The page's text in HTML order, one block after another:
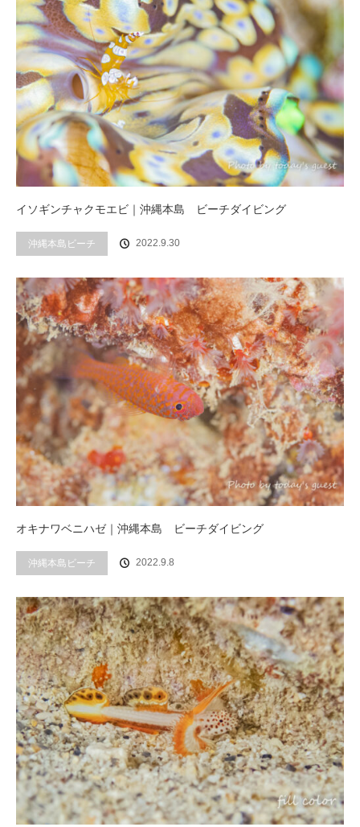
イソギンチャクモエビ｜沖縄本島 ビーチダイビング
沖縄本島ビーチ 2022.9.30
オキナワベニハゼ｜沖縄本島 ビーチダイビング
沖縄本島ビーチ 2022.9.8